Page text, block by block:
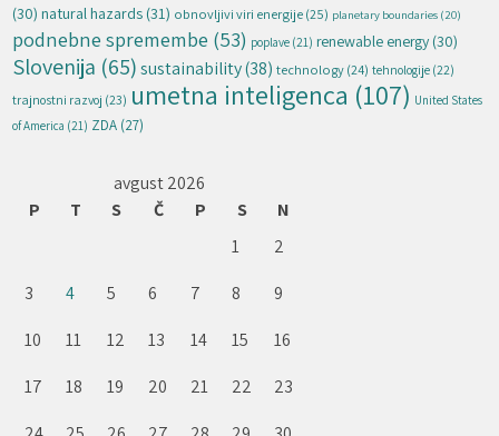
(30) natural hazards (31) obnovljivi viri energije(25) planetary boundaries (20)
podnebne spremembe (53) poplave (21) renewable energy (30)
Slovenija (65) sustainability(38) technology(24) tehnologije (22)
trajnostni razvoj (23) umetna inteligenca (107) United States
of America (21) ZDA (27)
avgust 2026
P
T S Č P S
N
1
2
3
4 5 6 7 8
9
10
11 12 13 14 15
16
17
18 19 20 21 22
23